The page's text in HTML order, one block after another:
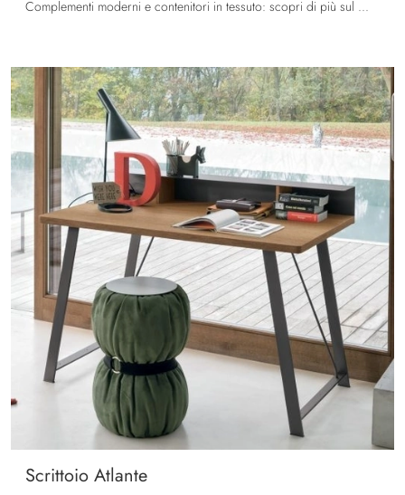
Complementi moderni e contenitori in tessuto: scopri di più sul modello Tasca di Tomasella e potrai arricchire i tuoi spazi.
Scrittoio Atlante